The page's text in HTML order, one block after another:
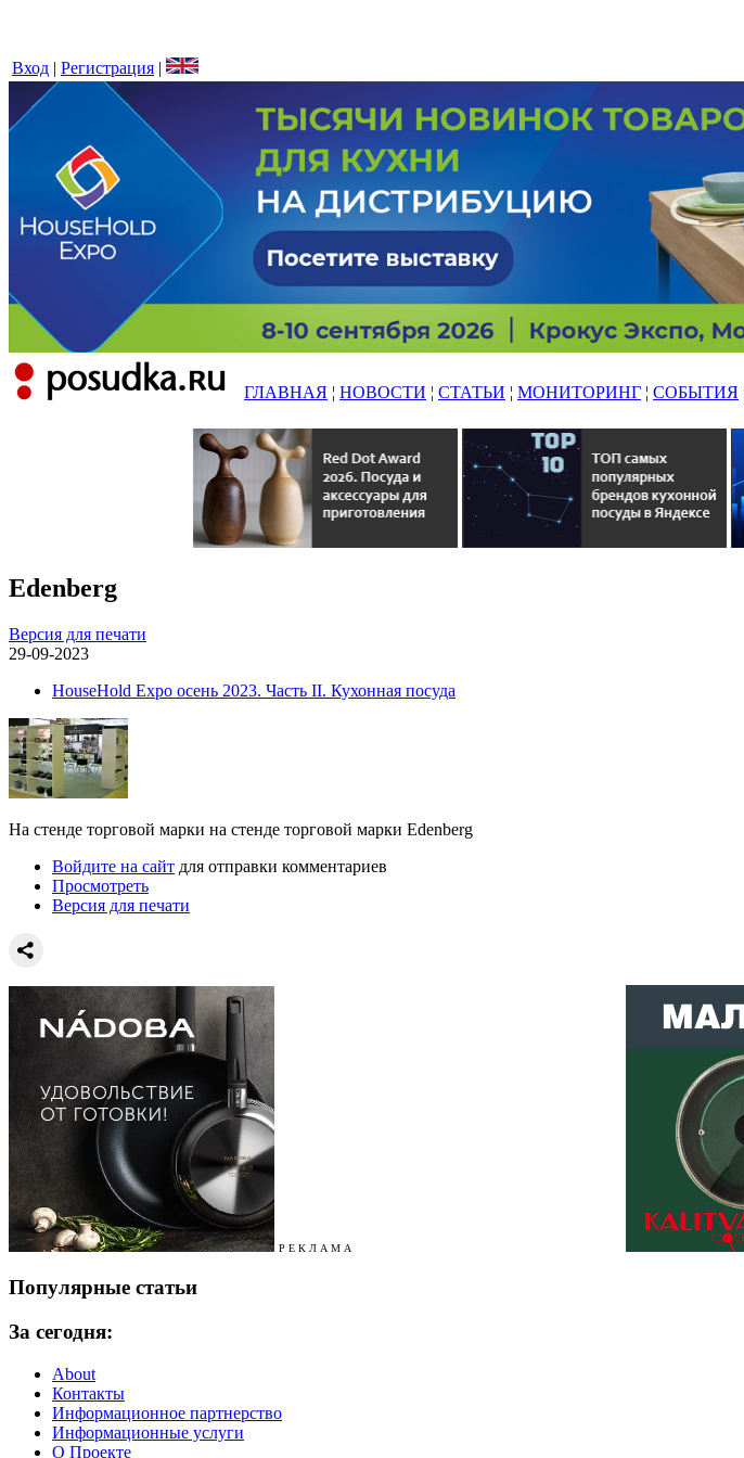
Вход | Регистрация |
ГЛАВНАЯ ¦ НОВОСТИ ¦ СТАТЬИ ¦ МОНИТОРИНГ ¦ СОБЫТИЯ
Edenberg
Версия для печати
29-09-2023
HouseHold Expo осень 2023. Часть II. Кухонная посуда
На стенде торговой марки на стенде торговой марки Edenberg
Войдите на сайт для отправки комментариев
Просмотреть
Версия для печати
Р Е К Л А М А
Популярные статьи
За сегодня:
About
Контакты
Информационное партнерство
Информационные услуги
О Проекте